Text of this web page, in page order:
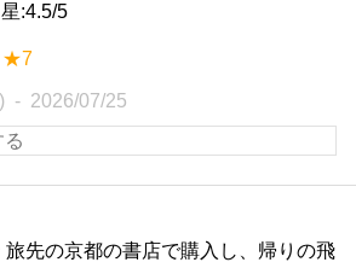
:4.5/5
★7
2026/07/25
の京都の書店で購入し、帰りの飛